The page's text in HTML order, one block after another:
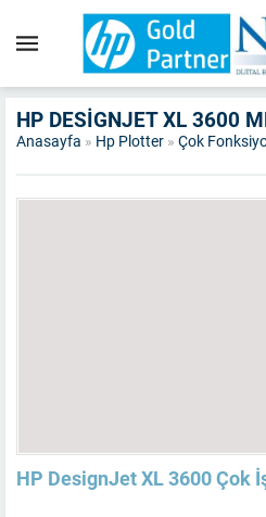
HP DESIGNJET XL 3600
Anasayfa » Hp Plotter » Çok
HP DesignJet XL 3600 Çok